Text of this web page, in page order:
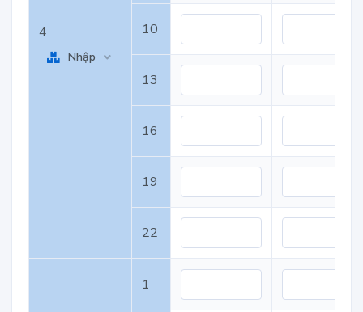
4
Nhập
10
13
16
19
22
1